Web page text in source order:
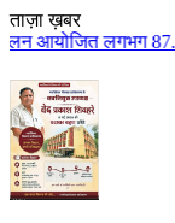
ताज़ा ख़बर
लागत के 41